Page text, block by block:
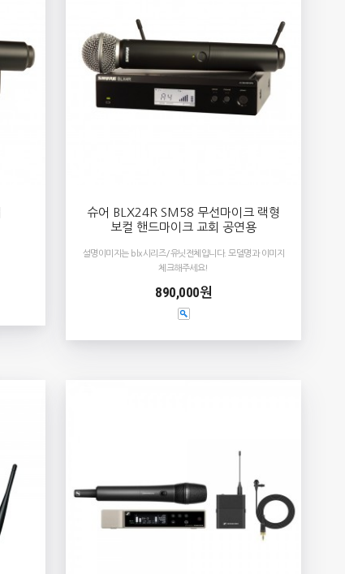
슈어 BLX24R SM58 무선마이크 랙형
보컬 핸드마이크 교회 공연용
설명이미지는 blx시리즈/유닛전체입니다. 모델명과 이미지
체크해주세요!
890,000원